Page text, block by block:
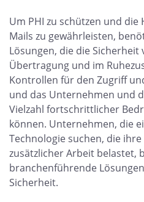
Um PHI zu schützen und die
Mails zu gewährleisten,
Lösungen, die die Sicherheit
Übertragung und im
Kontrollen für den Zugriff
und das Unternehmen und
Vielzahl fortschrittlicher
können. Unternehmen, die
Technologie suchen, die
zusätzlicher Arbeit belastet,
branchenführende
Sicherheit.